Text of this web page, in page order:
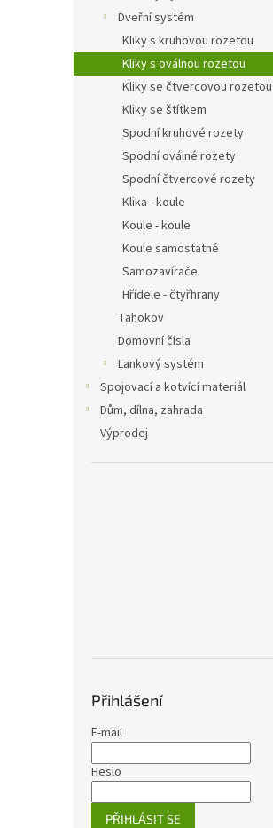
Dveřní systém
Kliky s kruhovou rozetou
Kliky s oválnou rozetou
Kliky se čtvercovou rozetou
Kliky se štítkem
Spodní kruhové rozety
Spodní oválné rozety
Spodní čtvercové rozety
Klika - koule
Koule - koule
Koule samostatné
Samozavírače
Hřídele - čtyřhrany
Tahokov
Domovní čísla
Lankový systém
Spojovací a kotvící materiál
Dům, dílna, zahrada
Výprodej
Přihlášení
E-mail
Heslo
PŘIHLÁSIT SE